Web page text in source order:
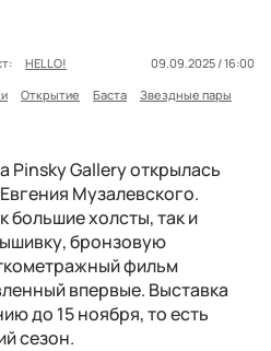
HELLO!
09.09.2025 / 16:00
Открытие Баста Звездные пары
Pinsky Gallery открылась
Музалевского.
большие холсты, так и
бронзовую
фильм
впервые. Выставка
до 15 ноября, то есть
сезон.